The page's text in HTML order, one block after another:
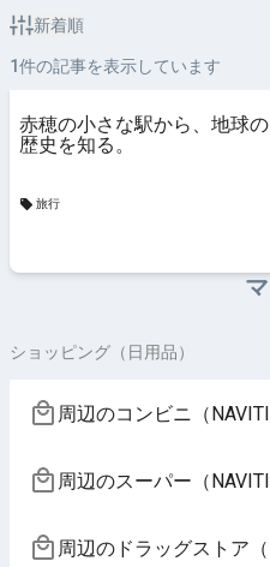
新着順
1件の記事を表示しています
赤穂の小さな駅から、地球
歴史を知る。
旅行
ショッピング（日用品）
周辺のコンビニ（
周辺のスーパー（
周辺のドラッグストア（